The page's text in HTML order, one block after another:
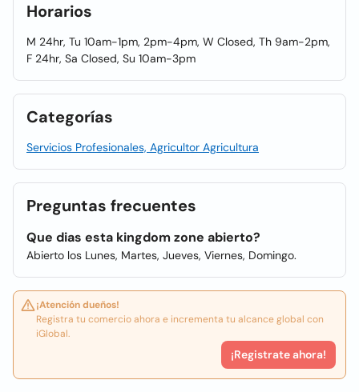
Horarios
M 24hr, Tu 10am-1pm, 2pm-4pm, W Closed, Th 9am-2pm,
F 24hr, Sa Closed, Su 10am-3pm
Categorías
Servicios Profesionales, Agricultor Agricultura
Preguntas frecuentes
Que dias esta kingdom zone abierto?
Abierto los Lunes, Martes, Jueves, Viernes, Domingo.
¡Atención dueños!
Registra tu comercio ahora e incrementa tu alcance global con
iGlobal.
¡Registrate ahora!